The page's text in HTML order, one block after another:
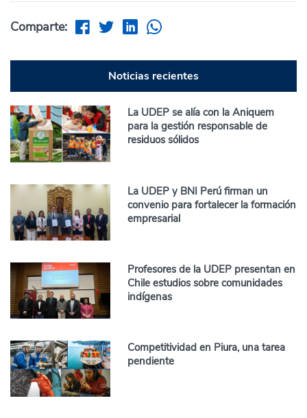
Comparte:
Noticias recientes
La UDEP se alía con la Aniquem
para la gestión responsable de
residuos sólidos
La UDEP y BNI Perú firman un
convenio para fortalecer la formación
empresarial
Profesores de la UDEP presentan en
Chile estudios sobre comunidades
indígenas
Competitividad en Piura, una tarea
pendiente